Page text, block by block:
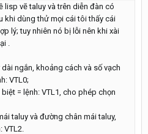
lisp vẽ taluy và trên diễn đàn có
khi dùng thử mọi cái tôi thấy cái
lý; tuy nhiên nó bị lỗi nên khi xài
.
ngắn, khoảng cách và số vạch
VTL0;
= lệnh: VTL1, cho phép chọn
taluy và đường chân mái taluy,
VTL2.